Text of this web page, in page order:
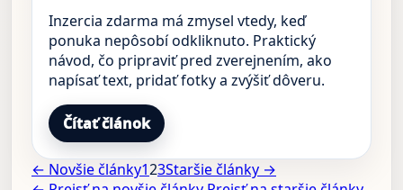
Inzercia zdarma má zmysel vtedy, keď
ponuka nepôsobí odkliknuto. Praktický
návod, čo pripraviť pred zverejnením, ako
napísať text, pridať fotky a zvýšiť dôveru.
Čítať článok
← Novšie články123Staršie články →